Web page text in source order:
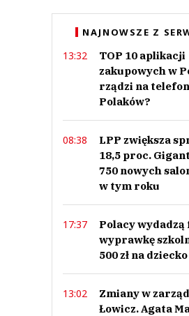
07.01.2024 /
This comment was minimized by the
Zaskakujące, że wycofali się z polskiego
zapewnienia, że nie planują takiego działania.
się bez słowa.
Odpowiedz
Nie znaleziono
Zostaw swoje
Anuluj
Prześlij
NAJNOWSZE Z
13:32
TOP 10 aplikacji
zakupowych w
rządzi na
Polaków?
08:38
LPP zwiększa
18,5 proc.
750 nowych
w tym roku
17:37
Polacy
wyprawkę
500 zł na
13:02
Zmiany w
Łowicz. Agata